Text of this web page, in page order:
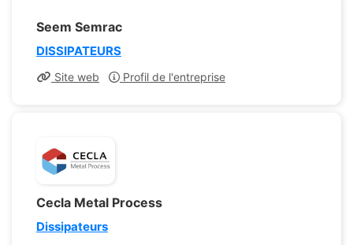
Seem Semrac
DISSIPATEURS
Site web Profil de l'entreprise
Cecla Metal Process
Dissipateurs